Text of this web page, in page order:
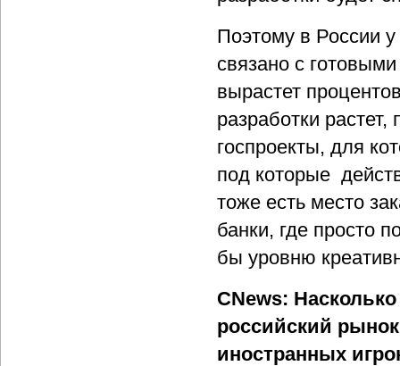
Поэтому в России
связано с
вырастет
разработки
госпроекты, для
под которые
тоже есть место
банки, где просто
бы уровню
CNews:
российский
иностранных